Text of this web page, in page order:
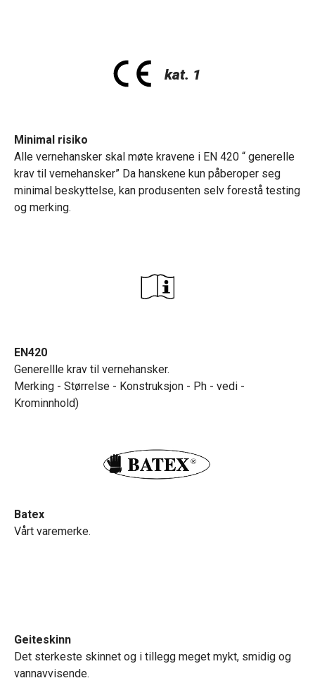
Minimal risiko
Alle vernehansker skal møte kravene i EN 420 “ generelle
krav til vernehansker” Da hanskene kun påberoper seg
minimal beskyttelse, kan produsenten selv forestå testing
og merking.
EN420
Generellle krav til vernehansker.
Merking - Størrelse - Konstruksjon - Ph - vedi -
Krominnhold)
Batex
Vårt varemerke.
Geiteskinn
Det sterkeste skinnet og i tillegg meget mykt, smidig og
vannavvisende.